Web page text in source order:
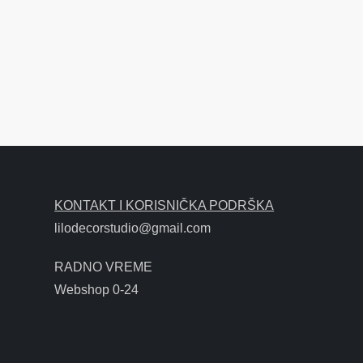
KONTAKT I KORISNIČKA PODRŠKA
lilodecorstudio@gmail.com
RADNO VREME
Webshop 0-24